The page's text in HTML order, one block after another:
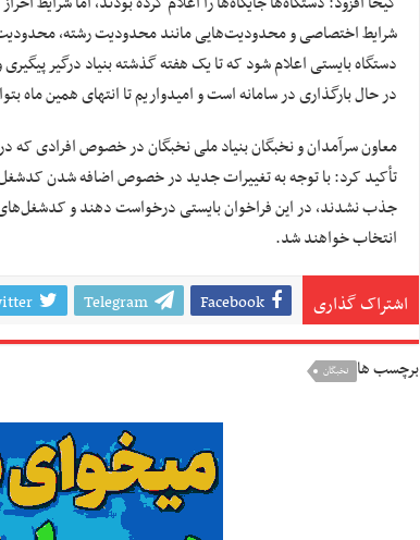
شرایط اختصاصی و محدودیت‌هایی مانند محدودیت رشته،
دستگاه بایستی اعلام شود که تا یک هفته گذشته بنیاد درگیر
در حال بارگذاری در سامانه است و امیدواریم تا انتهای همین ماه
معاون سرآمدان و نخبگان بنیاد ملی نخبگان در خصوص افرادی که
تأکید کرد: با توجه به تغییرات جدید در خصوص اضافه شدن
جذب نشدند، در این فراخوان بایستی درخواست دهند و کدشغل‌های
انتخاب خواهند شد.
اشتراک گذاری Facebook
Telegram
برچسب ها نخبگان